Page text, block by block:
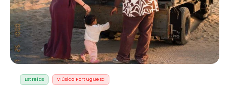
Estreias Música Portuguesa